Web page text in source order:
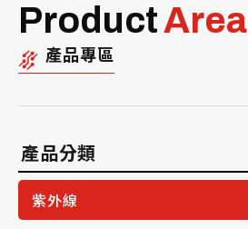
ProductArea
產品專區
產品分類
紫外線